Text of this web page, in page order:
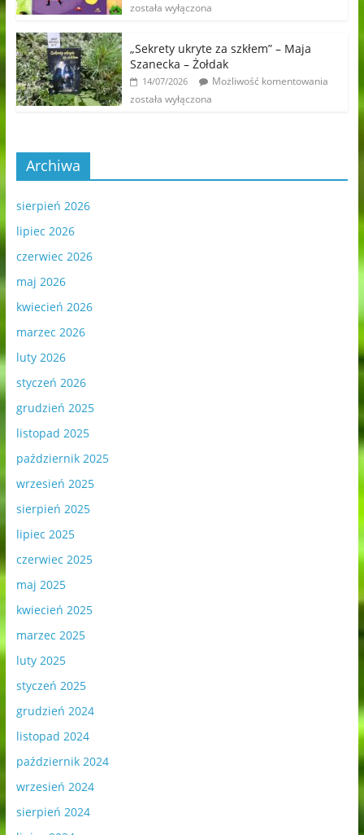
została wyłączona
„Sekrety ukryte za szkłem” – Maja
Szanecka – Żołdak
14/07/2026
Możliwość komentowania
została wyłączona
Archiwa
sierpień 2026
lipiec 2026
czerwiec 2026
maj 2026
kwiecień 2026
marzec 2026
luty 2026
styczeń 2026
grudzień 2025
listopad 2025
październik 2025
wrzesień 2025
sierpień 2025
lipiec 2025
czerwiec 2025
maj 2025
kwiecień 2025
marzec 2025
luty 2025
styczeń 2025
grudzień 2024
listopad 2024
październik 2024
wrzesień 2024
sierpień 2024